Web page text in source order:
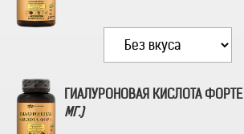
ГИАЛУРОНОВАЯ КИСЛОТА ФОРТЕ
МГ.)